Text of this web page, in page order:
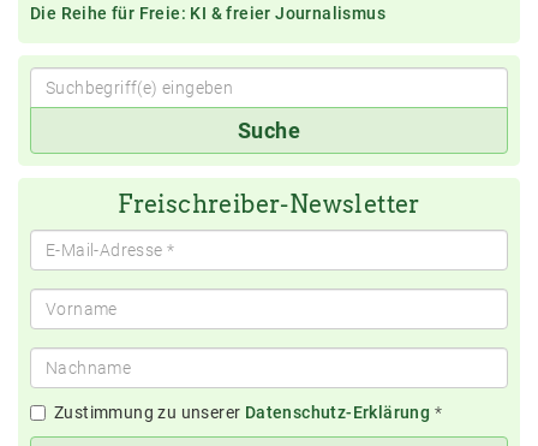
Die Reihe für Freie: KI & freier Journalismus
Suche
Freischreiber-Newsletter
Zustimmung zu unserer Datenschutz-Erklärung *